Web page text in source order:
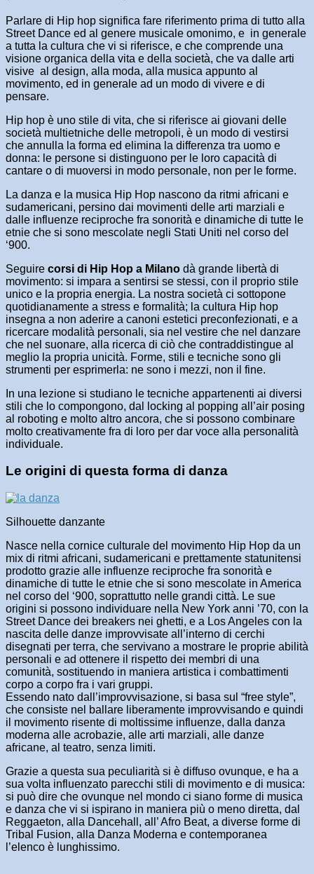
Parlare di Hip hop significa fare riferimento prima di tutto alla
Street Dance ed al genere musicale omonimo, e in generale
a tutta la cultura che vi si riferisce, e che comprende una
visione organica della vita e della società, che va dalle arti
visive al design, alla moda, alla musica appunto al
movimento, ed in generale ad un modo di vivere e di
pensare.
Hip hop è uno stile di vita, che si riferisce ai giovani delle
società multietniche delle metropoli, è un modo di vestirsi
che annulla la forma ed elimina la differenza tra uomo e
donna: le persone si distinguono per le loro capacità di
cantare o di muoversi in modo personale, non per le forme.
La danza e la musica Hip Hop nascono da ritmi africani e
sudamericani, persino dai movimenti delle arti marziali e
dalle influenze reciproche fra sonorità e dinamiche di tutte le
etnie che si sono mescolate negli Stati Uniti nel corso del
‘900.
Seguire corsi di Hip Hop a Milano dà grande libertà di
movimento: si impara a sentirsi se stessi, con il proprio stile
unico e la propria energia. La nostra società ci sottopone
quotidianamente a stress e formalità; la cultura Hip hop
insegna a non aderire a canoni estetici preconfezionati, e a
ricercare modalità personali, sia nel vestire che nel danzare
che nel suonare, alla ricerca di ciò che contraddistingue al
meglio la propria unicità. Forme, stili e tecniche sono gli
strumenti per esprimerla: ne sono i mezzi, non il fine.
In una lezione si studiano le tecniche appartenenti ai diversi
stili che lo compongono, dal locking al popping all’air posing
al roboting e molto altro ancora, che si possono combinare
molto creativamente fra di loro per dar voce alla personalità
individuale.
Le origini di questa forma di danza
Silhouette danzante
Nasce nella cornice culturale del movimento Hip Hop da un
mix di ritmi africani, sudamericani e prettamente statunitensi
prodotto grazie alle influenze reciproche fra sonorità e
dinamiche di tutte le etnie che si sono mescolate in America
nel corso del ‘900, soprattutto nelle grandi città. Le sue
origini si possono individuare nella New York anni ’70, con la
Street Dance dei breakers nei ghetti, e a Los Angeles con la
nascita delle danze improvvisate all’interno di cerchi
disegnati per terra, che servivano a mostrare le proprie abilità
personali e ad ottenere il rispetto dei membri di una
comunità, sostituendo in maniera artistica i combattimenti
corpo a corpo fra i vari gruppi.
Essendo nato dall’improvvisazione, si basa sul “free style”,
che consiste nel ballare liberamente improvvisando e quindi
il movimento risente di moltissime influenze, dalla danza
moderna alle acrobazie, alle arti marziali, alle danze
africane, al teatro, senza limiti.
Grazie a questa sua peculiarità si è diffuso ovunque, e ha a
sua volta influenzato parecchi stili di movimento e di musica:
si può dire che ovunque nel mondo ci siano forme di musica
e danza che vi si ispirano in maniera più o meno diretta, dal
Reggaeton, alla Dancehall, all’ Afro Beat, a diverse forme di
Tribal Fusion, alla Danza Moderna e contemporanea
l’elenco è lunghissimo.